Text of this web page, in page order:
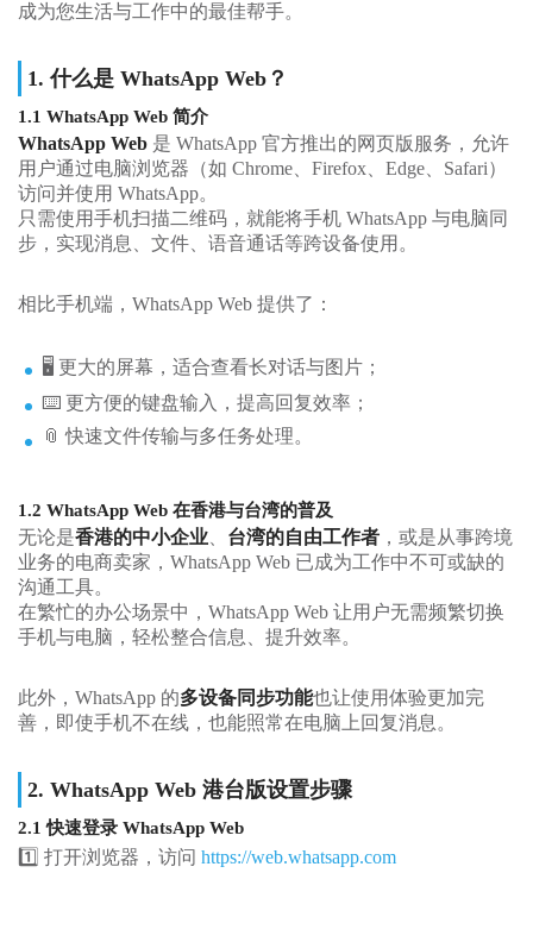
成为您生活与工作中的最佳帮手。
1. 什么是 WhatsApp Web？
1.1 WhatsApp Web 简介
WhatsApp Web 是 WhatsApp 官方推出的网页版服务，允许
用户通过电脑浏览器（如 Chrome、Firefox、Edge、Safari）
访问并使用 WhatsApp。
只需使用手机扫描二维码，就能将手机 WhatsApp 与电脑同
步，实现消息、文件、语音通话等跨设备使用。
相比手机端，WhatsApp Web 提供了：
🖥️ 更大的屏幕，适合查看长对话与图片；
⌨️ 更方便的键盘输入，提高回复效率；
📎 快速文件传输与多任务处理。
1.2 WhatsApp Web 在香港与台湾的普及
无论是香港的中小企业 台湾的自由工作者 ，或是从事跨境
业务的电商卖家，WhatsApp Web 已成为工作中不可或缺的
沟通工具。
在繁忙的办公场景中，WhatsApp Web 让用户无需频繁切换
手机与电脑，轻松整合信息、提升效率。
此外，WhatsApp 的多设备同步功能也让使用体验更加完
善，即使手机不在线，也能照常在电脑上回复消息。
2. WhatsApp Web 港台版设置步骤
2.1 快速登录 WhatsApp Web
1️⃣ 打开浏览器，访问 https://web.whatsapp.com